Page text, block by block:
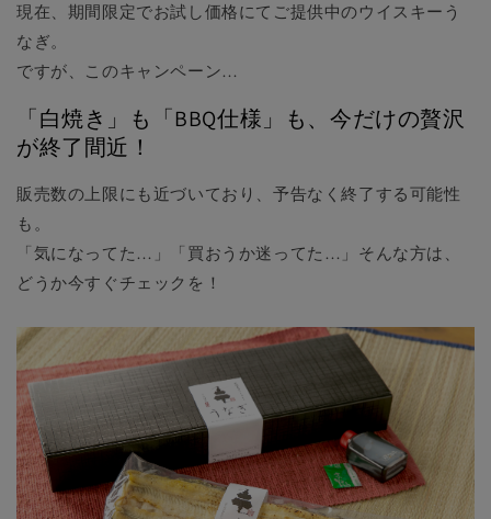
現在、期間限定でお試し価格にてご提供中のウイスキーう
なぎ。
ですが、このキャンペーン…
「白焼き」も「BBQ仕様」も、今だけの贅沢
が終了間近！
販売数の上限にも近づいており、予告なく終了する可能性
も。
「気になってた…」「買おうか迷ってた…」そんな方は、
どうか今すぐチェックを！